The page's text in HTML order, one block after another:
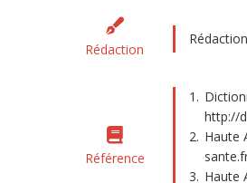
Rédaction
Référence
http://
Haute
Haute